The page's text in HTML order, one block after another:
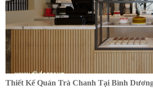
Thiết Kế Quán Trà Chanh Tại Bình